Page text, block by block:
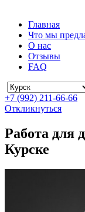
Главная
Что мы
О нас
Отзывы
FAQ
+7 (992) 211-66-66
Откликнуться
Работа для
Курске